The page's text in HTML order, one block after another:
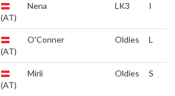
(AT)
Nena LK3 I
(AT)
O'Conner Oldies L
(AT)
Mirli Oldies S